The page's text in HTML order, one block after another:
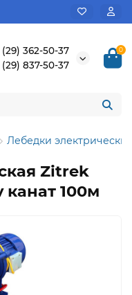
(29) 362-50-37
(29) 837-50-37
0
Лебедки
Zitrek
канат 100м